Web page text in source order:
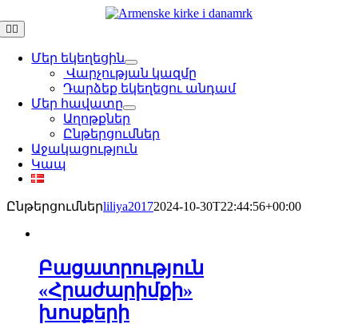
to
content
Toggle
Navigation
Մեր եկեղեցին
Վարչության կազմը
Դարձեք եկեղեցու անդամ
Մեր հավատը
Աղոթքներ
Ընթերցումներ
Աջակացություն
Կապ
Ընթերցումներliliya20172024-10-30T22:44:56+00:00
Բացատրություն
«Հրաժարիմքի»
խոսքերի